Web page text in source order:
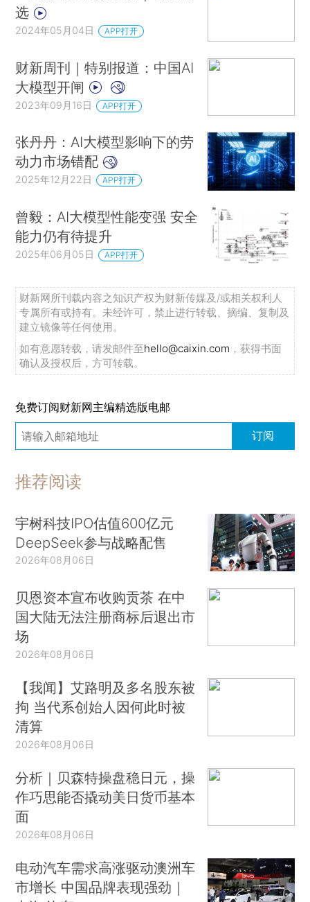
选
2024年05月04日 APP打开
财新周刊｜特别报道：中国AI
大模型开闸
2023年09月16日 APP打开
张丹丹：AI大模型影响下的劳
动力市场错配
2025年12月22日 APP打开
曾毅：AI大模型性能变强 安全
能力仍有待提升
2025年06月05日 APP打开
财新网所刊载内容之知识产权为财新传媒及/或相关权利人
专属所有或持有。未经许可，禁止进行转载、摘编、复制及
建立镜像等任何使用。
如有意愿转载，请发邮件至hello@caixin.com ，获得书面
确认及授权后，方可转载。
免费订阅财新网主编精选版电邮
订阅
推荐阅读
宇树科技IPO估值600亿元
DeepSeek参与战略配售
2026年08月06日
贝恩资本宣布收购贡茶 在中
国大陆无法注册商标后退出市
场
2026年08月06日
【我闻】艾路明及多名股东被
拘 当代系创始人因何此时被
清算
2026年08月06日
分析｜贝森特操盘稳日元，操
作巧思能否撬动美日货币基本
面
2026年08月06日
电动汽车需求高涨驱动澳洲车
市增长 中国品牌表现强劲｜